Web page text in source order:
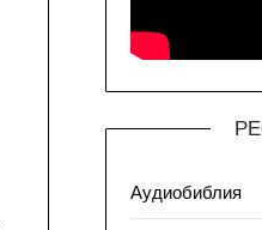
Аудиобиблия